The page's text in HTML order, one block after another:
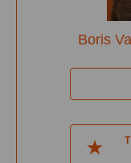
Boris